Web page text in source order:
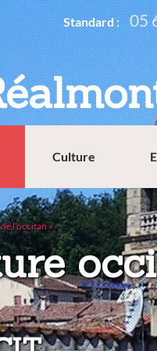
Standard : 05
Culture
l’occitan »